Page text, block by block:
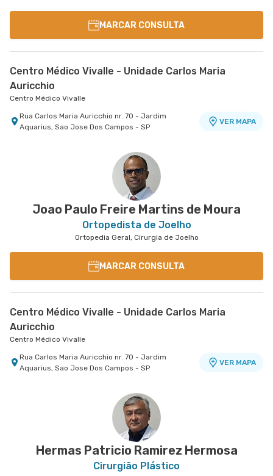
MARCAR CONSULTA
Centro Médico Vivalle - Unidade Carlos Maria
Auricchio
Centro Médico Vivalle
Rua Carlos Maria Auricchio nr. 70 - Jardim
Aquarius, Sao Jose Dos Campos - SP
VER MAPA
Joao Paulo Freire Martins de Moura
Ortopedista de Joelho
Ortopedia Geral, Cirurgia de Joelho
MARCAR CONSULTA
Centro Médico Vivalle - Unidade Carlos Maria
Auricchio
Centro Médico Vivalle
Rua Carlos Maria Auricchio nr. 70 - Jardim
Aquarius, Sao Jose Dos Campos - SP
VER MAPA
Hermas Patricio Ramirez Hermosa
Cirurgião Plástico